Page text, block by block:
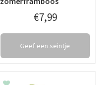
€7,99
Geef een seintje